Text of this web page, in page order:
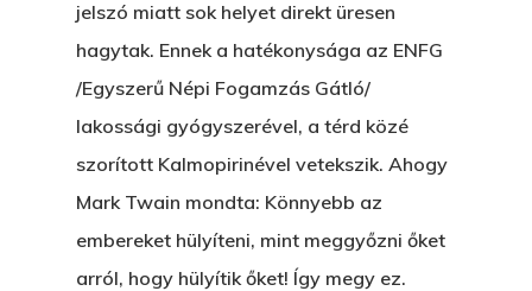
jelszó miatt sok helyet direkt üresen
hagytak. Ennek a hatékonysága az ENFG
/Egyszerű Népi Fogamzás Gátló/
lakossági gyógyszerével, a térd közé
szorított Kalmopirinével vetekszik. Ahogy
Mark Twain mondta: Könnyebb az
embereket hülyíteni, mint meggyőzni őket
arról, hogy hülyítik őket! Így megy ez.